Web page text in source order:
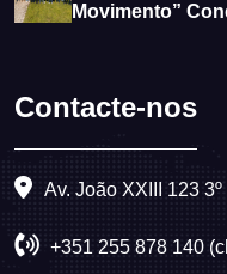
Movimento”
Contacte-nos
Av. João XXIII 123
+351 255 878 140